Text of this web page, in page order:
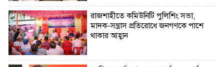
রাজশাহীতে কমিউনিটি পুলিশিং সভা,
মাদক-সন্ত্রাস প্রতিরোধে জনগণকে পাশে
থাকার আহ্বান